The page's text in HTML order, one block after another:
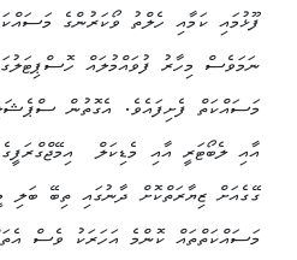
ފޫޅުމައި ކަމާއި ހެލްތު ވޯކަރުންގެ
ނަމަވެސް މިހާރު ފުވައްމުލައް
މަސައްކަތް ފެށިފައެވެ. އެގޮތުން
އާއި ލެބޯޓަރީ އާއި މެޑިކަލް
ގޭގެއަށް ޒިޔާރަތްކޮށް ދާނުގައި ތިބޭ ބަލި
މަސައްކަތްތައް ކޮންމެ އަހަރަކު ވެސް